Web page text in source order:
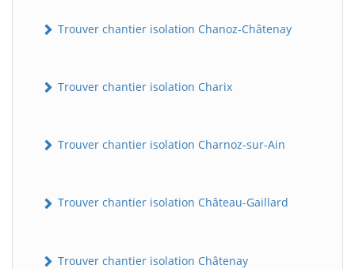
Trouver chantier isolation Chanoz-Châtenay
Trouver chantier isolation Charix
Trouver chantier isolation Charnoz-sur-Ain
Trouver chantier isolation Château-Gaillard
Trouver chantier isolation Châtenay